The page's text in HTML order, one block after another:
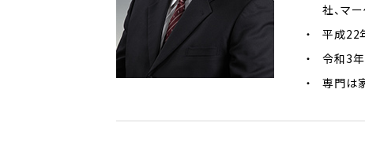
社、マ
平成22
令和3
専門は